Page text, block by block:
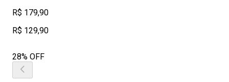
R$ 179,90
R$ 129,90
28% OFF